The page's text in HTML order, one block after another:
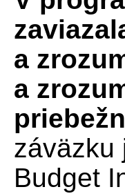
a
a
záväzku
Budget